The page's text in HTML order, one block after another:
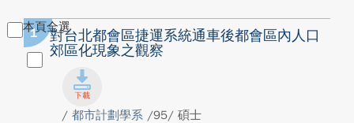
本頁全選
1
對台北都會區捷運系統通車後都會區內人口
郊區化現象之觀察
/ 都市計劃學系 /95/ 碩士